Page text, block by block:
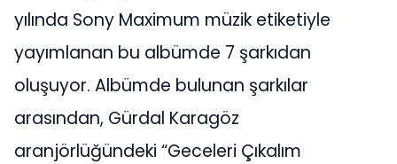
yılında Sony Maximum müzik etiketiyle
yayımlanan bu albümde 7 şarkıdan
oluşuyor. Albümde bulunan şarkılar
arasından, Gürdal Karagöz
aranjörlüğündeki “Geceleri Çıkalım